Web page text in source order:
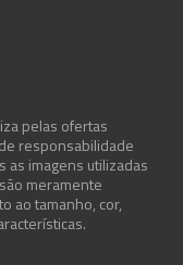
pelas ofertas
responsabilidade
as imagens utilizadas
meramente
ao tamanho, cor,